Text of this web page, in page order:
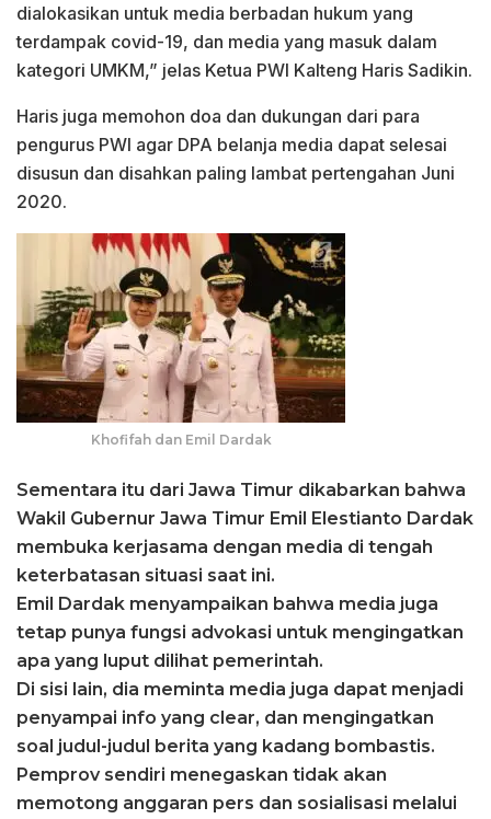
dialokasikan untuk media berbadan hukum yang
terdampak covid-19, dan media yang masuk dalam
kategori UMKM,” jelas Ketua PWI Kalteng Haris Sadikin.
Haris juga memohon doa dan dukungan dari para
pengurus PWI agar DPA belanja media dapat selesai
disusun dan disahkan paling lambat pertengahan Juni
2020.
Khofifah dan Emil Dardak
Sementara itu dari Jawa Timur dikabarkan bahwa
Wakil Gubernur Jawa Timur Emil Elestianto Dardak
membuka kerjasama dengan media di tengah
keterbatasan situasi saat ini.
Emil Dardak menyampaikan bahwa media juga
tetap punya fungsi advokasi untuk mengingatkan
apa yang luput dilihat pemerintah.
Di sisi lain, dia meminta media juga dapat menjadi
penyampai info yang clear, dan mengingatkan
soal judul-judul berita yang kadang bombastis.
Pemprov sendiri menegaskan tidak akan
memotong anggaran pers dan sosialisasi melalui